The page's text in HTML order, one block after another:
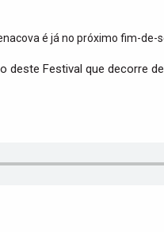
Festival que decorre